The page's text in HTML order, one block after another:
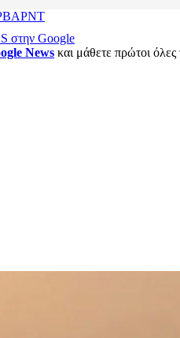
στην Google
News και μάθετε πρώτοι όλες